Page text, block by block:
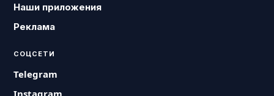
Наши приложения
Реклама
СОЦСЕТИ
Telegram
Instagram